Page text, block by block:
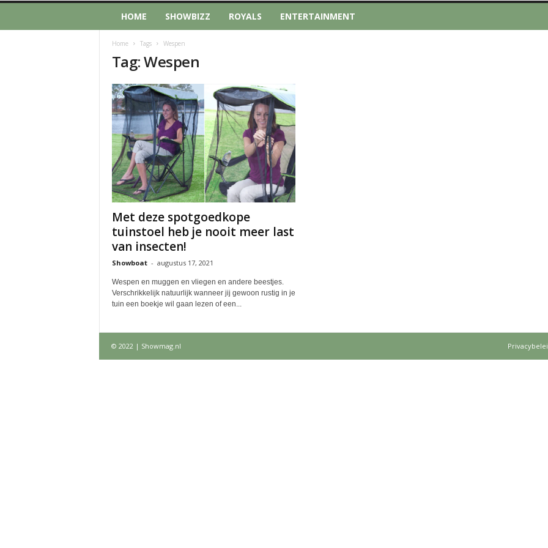
HOME SHOWBIZZ ROYALS ENTERTAINMENT
Home Tags Wespen
Tag: Wespen
Met deze spotgoedkope
tuinstoel heb je nooit meer last
van insecten!
Showboat - augustus 17, 2021
Wespen en muggen en vliegen en andere beestjes.
Verschrikkelijk natuurlijk wanneer jij gewoon rustig in je
tuin een boekje wil gaan lezen of een...
© 2022 | Showmag.nl